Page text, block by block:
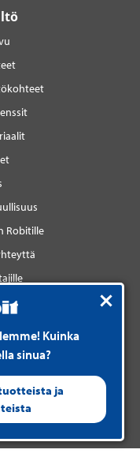
Kuinka
sinua?
ja
Robitille
media